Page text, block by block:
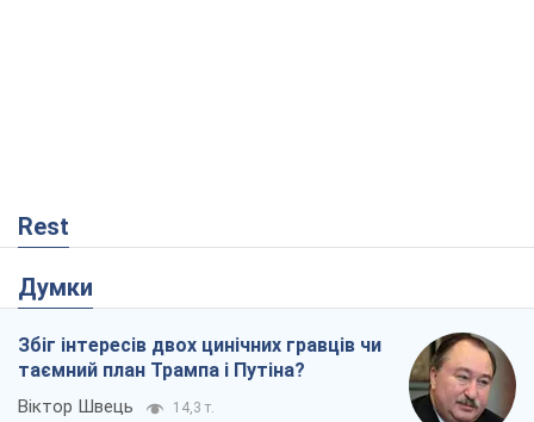
Rest
Думки
Збіг інтересів двох цинічних гравців чи
таємний план Трампа і Путіна?
Віктор Швець 14,3 т.